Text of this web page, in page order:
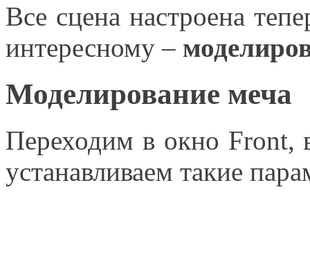
Все сцена настроена
интересному –
Моделирование меча
Переходим в окно Front,
устанавливаем такие